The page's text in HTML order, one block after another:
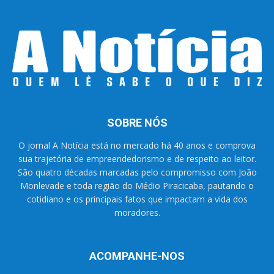
SOBRE NÓS
O jornal A Notícia está no mercado há 40 anos e comprova
sua trajetória de empreendedorismo e de respeito ao leitor.
São quatro décadas marcadas pelo compromisso com João
Monlevade e toda região do Médio Piracicaba, pautando o
cotidiano e os principais fatos que impactam a vida dos
moradores.
ACOMPANHE-NOS